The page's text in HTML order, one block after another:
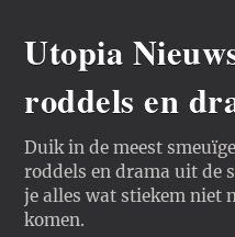
Utopia
roddels en
Duik in de meest
roddels en drama uit de
je alles wat stiekem niet
komen.